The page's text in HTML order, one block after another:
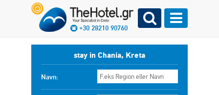
+30 28210 90760
stay in Chania, Kreta
Navn: